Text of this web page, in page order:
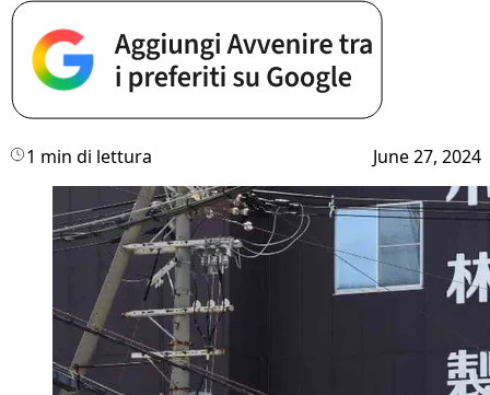
1 min di lettura June 27, 2024